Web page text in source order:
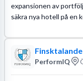
expansionen av
säkra nya hotell på en
PerformIQ